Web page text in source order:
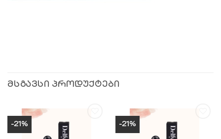
ᲛᲡᲒᲐᲕᲡᲘ ᲞᲠᲝᲓᲣᲥᲢᲔᲑᲘ
-21%
სურვილების
სიაში
-21%
სურვილების
სიაში